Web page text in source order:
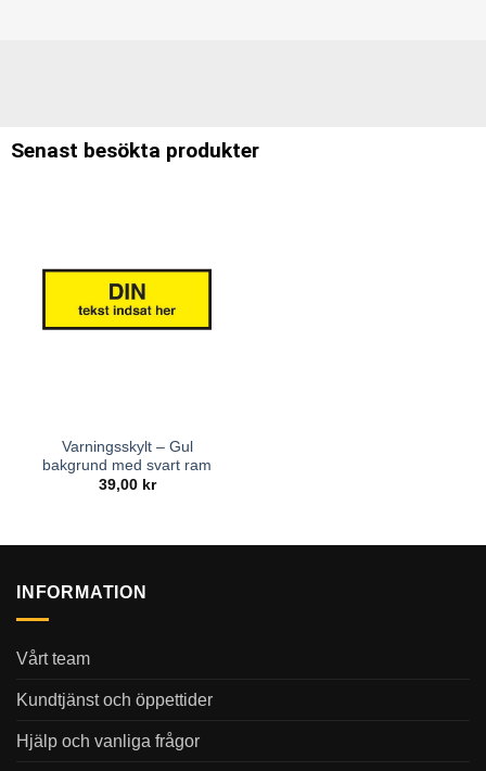
Senast besökta produkter
Varningsskylt – Gul
bakgrund med svart ram
39,00 kr
INFORMATION
Vårt team
Kundtjänst och öppettider
Hjälp och vanliga frågor